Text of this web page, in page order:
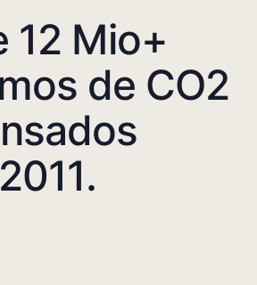
12 Mio+
de CO2